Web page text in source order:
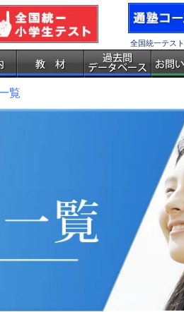
全国統一テスト
覧